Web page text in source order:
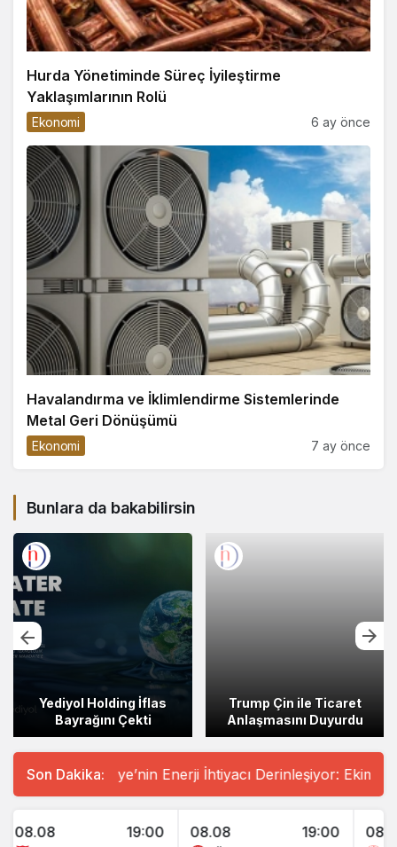
Hurda Yönetiminde Süreç İyileştirme
Yaklaşımlarının Rolü
Ekonomi 6 ay önce
Havalandırma ve İklimlendirme Sistemlerinde
Metal Geri Dönüşümü
Ekonomi 7 ay önce
Bunlara da bakabilirsin
Yediyol Holding İflas
Bayrağını Çekti
Trump Çin ile Ticaret
Anlaşmasını Duyurdu
Son Dakika:Enerji İhtiyacı Derinleşiyor: Ekim Ayında Petrol
19:00 08.08 19:00 08.08